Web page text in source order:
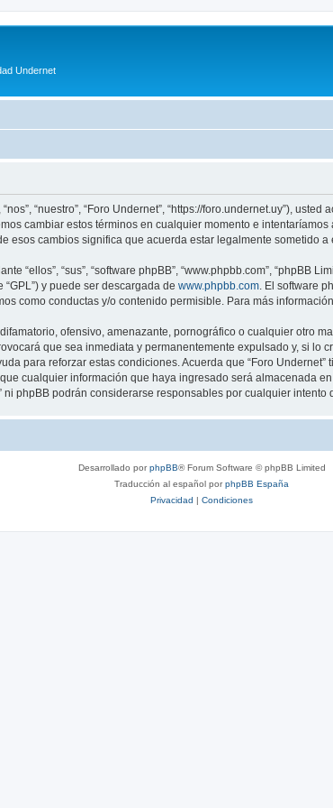
Undernet
“nuestro”, “Foro Undernet”, “https://foro.undernet.uy”),
cambiar estos términos en cualquier momento e
esos cambios significa que acuerda estar legalmente sometido
“ellos”, “sus”, “software phpBB”, “www.phpbb.com”, “phpBB
“GPL”) y puede ser descargada de www.phpbb.com . El software
como conductas y/o contenido permisible. Para más
ofensivo, amenazante, pornográfico o cualquier otro
que sea inmediata y permanentemente expulsado y, si lo
para reforzar estas condiciones. Acuerda que “Foro
cualquier información que haya ingresado será almacenada
phpBB podrán considerarse responsables por cualquier
Desarrollado porphpBB® Forum Software © phpBB Limited
Traducción al español porphpBB España
Privacidad | Condiciones